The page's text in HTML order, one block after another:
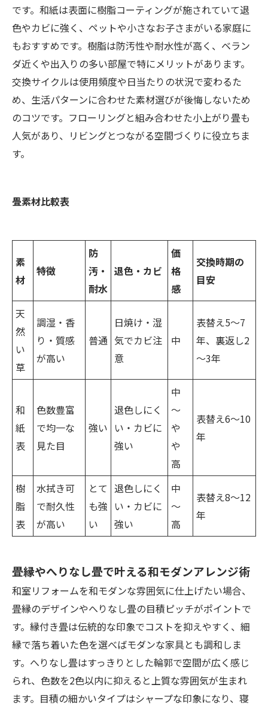
です。和紙は表面に樹脂コーティングが施されていて退
色やカビに強く、ペットや小さなお子さまがいる家庭に
もおすすめです。樹脂は防汚性や耐水性が高く、ベラン
ダ近くや出入りの多い部屋で特にメリットがあります。
交換サイクルは使用頻度や日当たりの状況で変わるた
め、生活パターンに合わせた素材選びが後悔しないため
のコツです。フローリングと組み合わせた小上がり畳も
人気があり、リビングとつながる空間づくりに役立ちま
す。
畳素材比較表
素
材
特徴
防
汚・
耐水
退色・カビ
価
格
感
交換時期の
目安
天
然
い
草
調湿・香
り・質感
が高い
普通
日焼け・湿
気でカビ注
意
中
表替え5～7
年、裏返し2
～3年
和
紙
表
色数豊富
で均一な
見た目
強い
退色しにく
い・カビに
強い
中
～
や
や
高
表替え6～10
年
樹
脂
表
水拭き可
で耐久性
が高い
とて
も強
い
退色しにく
い・カビに
強い
中
～
高
表替え8～12
年
畳縁やへりなし畳で叶える和モダンアレンジ術
和室リフォームを和モダンな雰囲気に仕上げたい場合、
畳縁のデザインやへりなし畳の目積ピッチがポイントで
す。縁付き畳は伝統的な印象でコストを抑えやすく、細
縁で落ち着いた色を選べばモダンな家具とも調和しま
す。へりなし畳はすっきりとした輪郭で空間が広く感じ
られ、色数を2色以内に抑えると上質な雰囲気が生まれ
ます。目積の細かいタイプはシャープな印象になり、寝